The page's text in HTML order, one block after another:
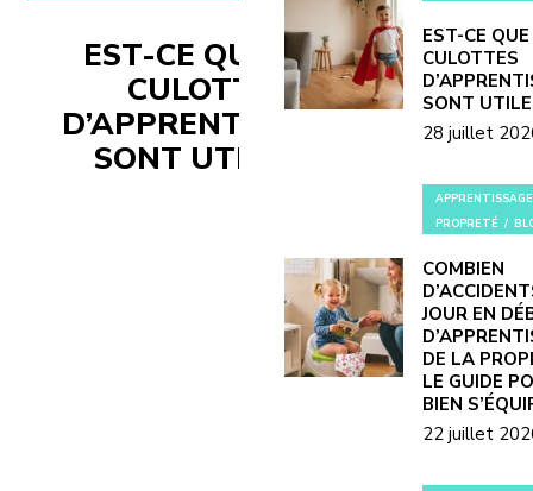
EST-CE QUE LES
CULOTTES
D’APPRENTISSAGE
SONT UTILES ?
EST-CE
CULOTTES
SONT
28 juillet
APPRENTISSAGE
PROPRETÉ
COMBIEN
JOUR EN
DE LA
LE GUIDE
BIEN
22 juillet